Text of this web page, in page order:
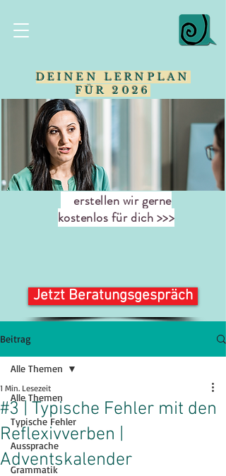
DEINEN LERNPLAN
FÜR 2026
erstellen wir gerne
kostenlos für dich >>>
Jetzt Beratungsgespräch
Beitrag
Alle Themen
Typische Fehler
Aussprache
Grammatik
Alle Themen
#3 | Typische Fehler mit den
Reflexivverben |
Adventskalender
1 Min. Lesezeit